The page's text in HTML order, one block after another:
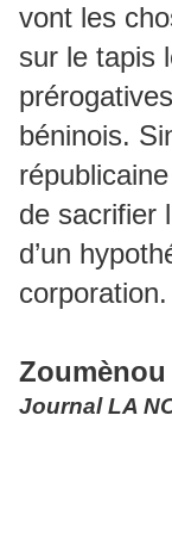
vont les
sur le tapis
béninois.
de sacrifier
d’un
corporation.
Zoumènou
Journal LA